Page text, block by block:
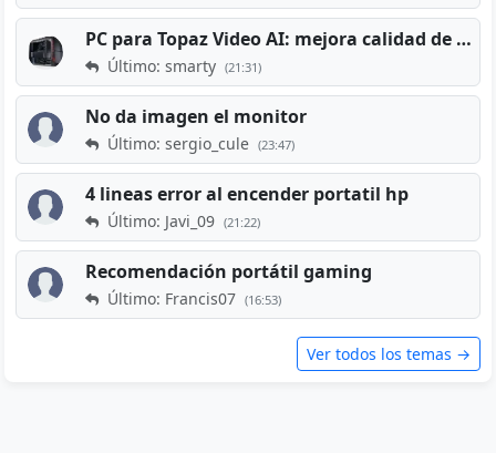
PC para Topaz Video AI: mejora calidad de vídeos viejos
Último: smarty (21:31)
No da imagen el monitor
Último: sergio_cule (23:47)
4 lineas error al encender portatil hp
Último: Javi_09 (21:22)
Recomendación portátil gaming
Último: Francis07 (16:53)
Ver todos los temas →